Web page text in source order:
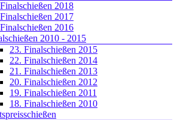
2018
2017
2016
2010 - 2015
23. Finalschießen 2015
22. Finalschießen 2014
21. Finalschießen 2013
20. Finalschießen 2012
19. Finalschießen 2011
18. Finalschießen 2010